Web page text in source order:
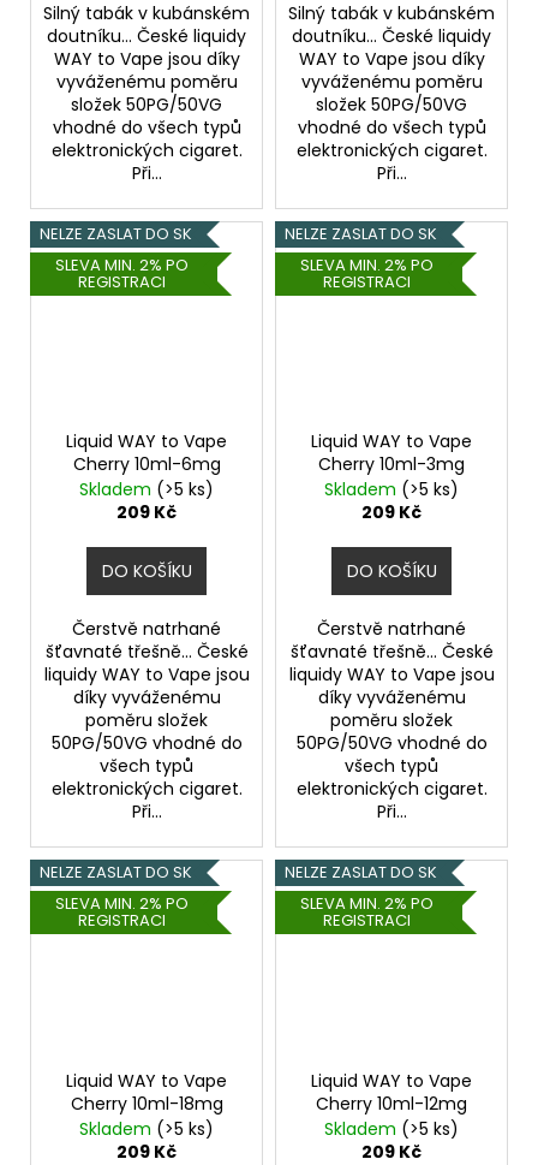
Silný tabák v kubánském
doutníku... České liquidy
WAY to Vape jsou díky
vyváženému poměru
složek 50PG/50VG
vhodné do všech typů
elektronických cigaret.
Při...
Silný tabák v kubánském
doutníku... České liquidy
WAY to Vape jsou díky
vyváženému poměru
složek 50PG/50VG
vhodné do všech typů
elektronických cigaret.
Při...
NELZE ZASLAT DO SK
SLEVA MIN. 2% PO
REGISTRACI
Liquid WAY to Vape
Cherry 10ml-6mg
Skladem (>5 ks)
209 Kč
DO KOŠÍKU
Čerstvě natrhané
šťavnaté třešně... České
liquidy WAY to Vape jsou
díky vyváženému
poměru složek
50PG/50VG vhodné do
všech typů
elektronických cigaret.
Při...
NELZE ZASLAT DO SK
SLEVA MIN. 2% PO
REGISTRACI
Liquid WAY to Vape
Cherry 10ml-3mg
Skladem (>5 ks)
209 Kč
DO KOŠÍKU
Čerstvě natrhané
šťavnaté třešně... České
liquidy WAY to Vape jsou
díky vyváženému
poměru složek
50PG/50VG vhodné do
všech typů
elektronických cigaret.
Při...
NELZE ZASLAT DO SK
SLEVA MIN. 2% PO
REGISTRACI
Liquid WAY to Vape
Cherry 10ml-18mg
Skladem (>5 ks)
209 Kč
NELZE ZASLAT DO SK
SLEVA MIN. 2% PO
REGISTRACI
Liquid WAY to Vape
Cherry 10ml-12mg
Skladem (>5 ks)
209 Kč